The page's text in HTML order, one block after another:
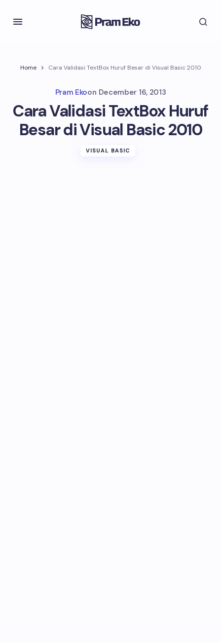
Home Cara Validasi TextBox Huruf Besar di Visual Basic 2010
Pram Ekoon December 16, 2013
Cara Validasi TextBox Huruf
Besar di Visual Basic 2010
VISUAL BASIC